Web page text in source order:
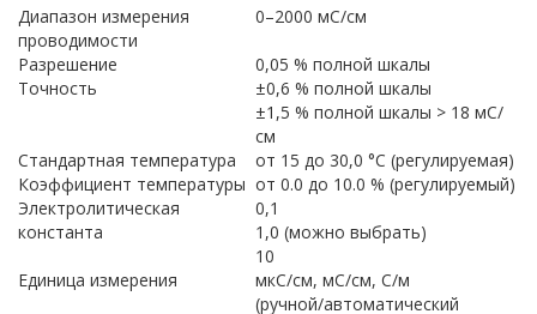
Диапазон измерения
проводимости
0–2000 мС/см
Разрешение
0,05 % полной шкалы
Точность
±0,6 % полной шкалы
±1,5 % полной шкалы > 18 мС/
см
Стандартная температура
от 15 до 30,0 °С (регулируемая)
Коэффициент температуры от 0.0 до 10.0 % (регулируемый)
Электролитическая
константа
0,1
1,0 (можно выбрать)
10
Единица измерения
мкС/см, мС/см, С/м
(ручной/автоматический